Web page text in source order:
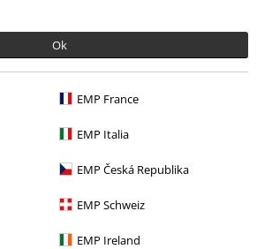
Ok
EMP France
EMP Italia
EMP Česká Republika
EMP Schweiz
EMP Ireland